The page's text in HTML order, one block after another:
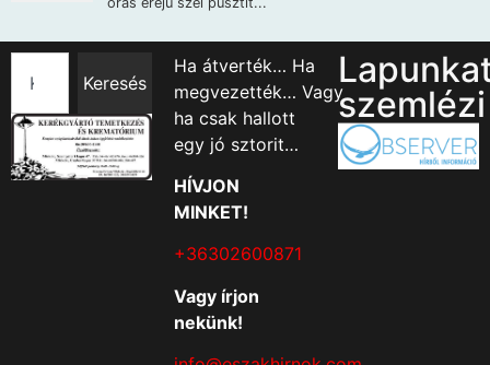
Keresés
Ha átverték… Ha
megvezették… Vagy
ha csak hallott
egy jó sztorit…
HÍVJON
MINKET!
+36302600871
Vagy írjon
nekünk!
szemlézi